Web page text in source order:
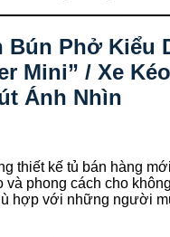
Bún Phở Kiểu
Mini” / Xe
Ánh Nhìn
thiết kế tủ bán hàng
và phong cách cho
hợp với những người